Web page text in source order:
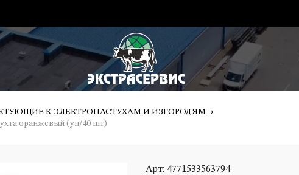
К ЭЛЕКТРОПАСТУХАМ И ИЗГОРОДЯМ
оранжевый (уп/40 шт)
Арт: 4771533563794